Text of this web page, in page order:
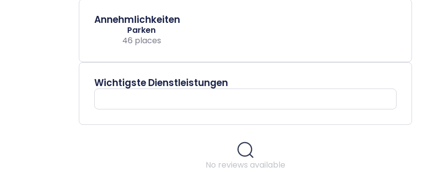
Annehmlichkeiten
Parken
46 places
Wichtigste Dienstleistungen
No reviews available